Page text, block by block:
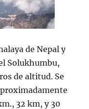
de Nepal y
Solukhumbu,
de altitud. Se
32 km, y 30